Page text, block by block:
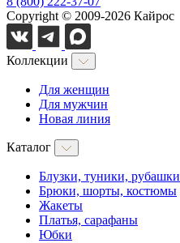
Copyright © 2009-2026 Кайрос
Коллекции
Для женщин
Для мужчин
Новая линия
Каталог
Блузки, туники, рубашки
Брюки, шорты, костюмы
Жакеты
Платья, сарафаны
Юбки